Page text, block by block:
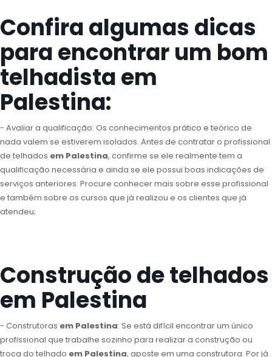
Confira algumas dicas
para encontrar um bom
telhadista em
Palestina:
- Avaliar a qualificação: Os conhecimentos prático e teórico de
nada valem se estiverem isolados. Antes de contratar o profissional
de telhados em Palestina, confirme se ele realmente tem a
qualificação necessária e ainda se ele possui boas indicações de
serviços anteriores. Procure conhecer mais sobre esse profissional
e também sobre os cursos que já realizou e os clientes que já
atendeu;
Construção de telhados
em Palestina
- Construtoras em Palestina: Se está difícil encontrar um único
profissional que trabalhe sozinho para realizar a construção ou
troca do telhado em Palestina, aposte em uma construtora. Por já